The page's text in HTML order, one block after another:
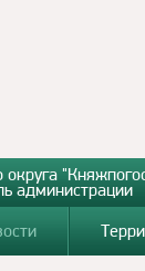
округа
администрации